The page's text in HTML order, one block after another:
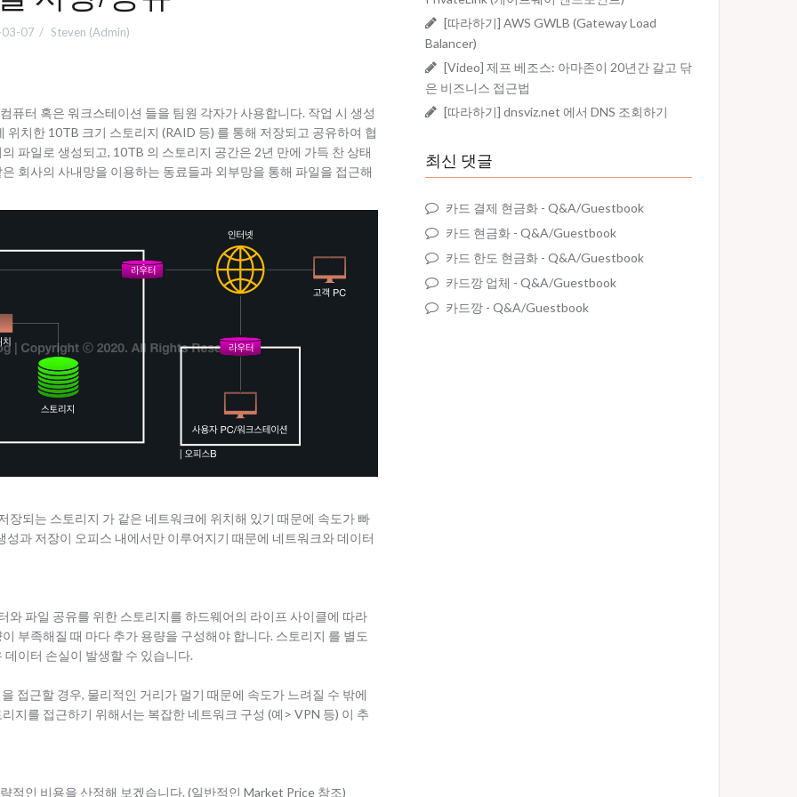
07 Steven (Admin)
퓨터 혹은 워크스테이션 들을 팀원 각자가 사용합니다. 작업 시 생성
치한 10TB 크기 스토리지 (RAID 등) 를 통해 저장되고 공유하여 협
파일로 생성되고, 10TB 의 스토리지 공간은 2년 만에 가득 찬 상태
회사의 사내망을 이용하는 동료들과 외부망을 통해 파일을 접근해
되는 스토리지 가 같은 네트워크에 위치해 있기 때문에 속도가 빠
과 저장이 오피스 내에서만 이루어지기 때문에 네트워크와 데이터
와 파일 공유를 위한 스토리지를 하드웨어의 라이프 사이클에 따라
부족해질 때 마다 추가 용량을 구성해야 합니다. 스토리지 를 별도
이터 손실이 발생할 수 있습니다.
접근할 경우, 물리적인 거리가 멀기 때문에 속도가 느려질 수 밖에
지를 접근하기 위해서는 복잡한 네트워크 구성 (예> VPN 등) 이 추
적인 비용을 산정해 보겠습니다. (일반적인 Market Price 참조)
[따라하기] AWS GWLB (Gateway Load
Balancer)
[Video] 제프 베조스: 아마존이 20년간 갈고 닦
은 비즈니스 접근법
[따라하기] dnsviz.net 에서 DNS 조회하기
최신 댓글
카드 결제 현금화 - Q&A/Guestbook
카드 현금화 - Q&A/Guestbook
카드 한도 현금화 - Q&A/Guestbook
카드깡 업체 - Q&A/Guestbook
카드깡 - Q&A/Guestbook